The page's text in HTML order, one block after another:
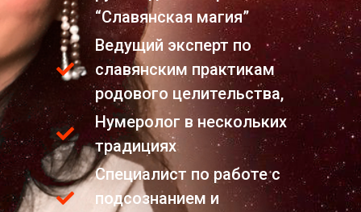
“Славянская магия”
Ведущий эксперт по
славянским практикам
родового целительства,
Нумеролог в нескольких
традициях
Специалист по работе с
подсознанием и